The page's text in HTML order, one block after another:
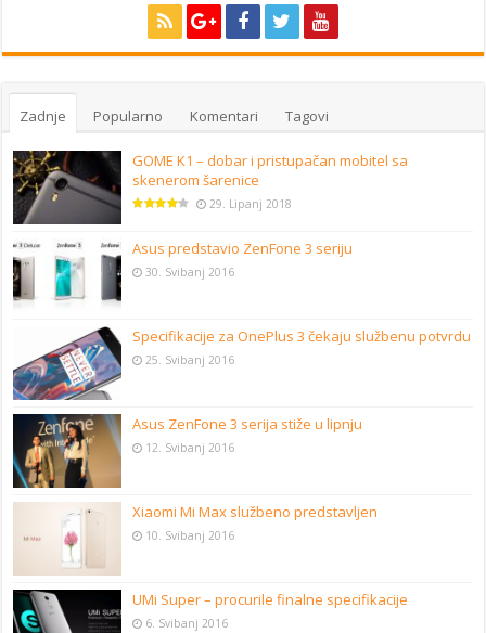
Zadnje Popularno Komentari Tagovi
GOME K1 – dobar i pristupačan mobitel sa
skenerom šarenice
29. Lipanj 2018
Asus predstavio ZenFone 3 seriju
30. Svibanj 2016
Specifikacije za OnePlus 3 čekaju službenu potvrdu
25. Svibanj 2016
Asus ZenFone 3 serija stiže u lipnju
12. Svibanj 2016
Xiaomi Mi Max službeno predstavljen
10. Svibanj 2016
UMi Super – procurile finalne specifikacije
6. Svibanj 2016